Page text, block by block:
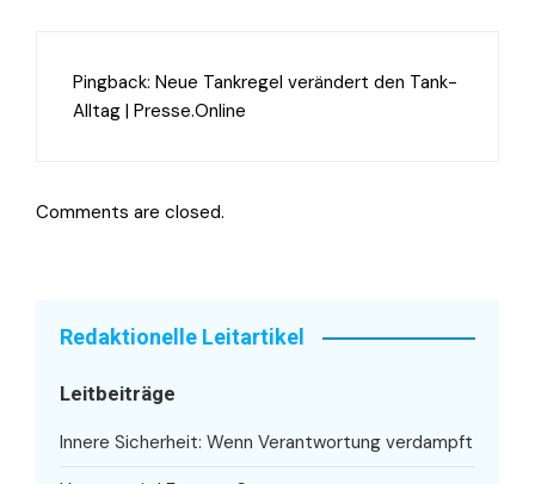
Pingback: Neue Tankregel verändert den Tank-
Alltag | Presse.Online
Comments are closed.
Redaktionelle Leitartikel
Leitbeiträge
Innere Sicherheit: Wenn Verantwortung verdampft